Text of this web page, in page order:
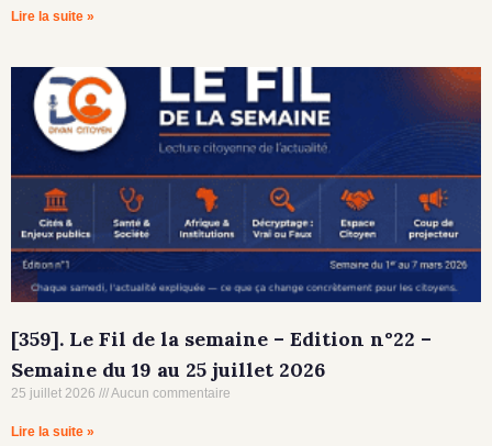
Lire la suite »
[359]. Le Fil de la semaine – Edition n°22 –
Semaine du 19 au 25 juillet 2026
25 juillet 2026 Aucun commentaire
Lire la suite »